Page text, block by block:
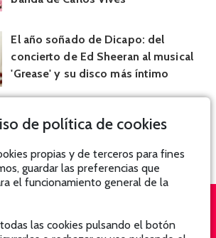
El año soñado de Dicapo: del
concierto de Ed Sheeran al musical
'Grease' y su disco más íntimo
de política de cookies
propias y de terceros para fines
guardar las preferencias que
el funcionamiento general de la
las cookies pulsando el botón